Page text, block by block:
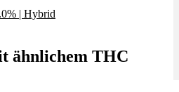
| Hybrid
ähnlichem THC